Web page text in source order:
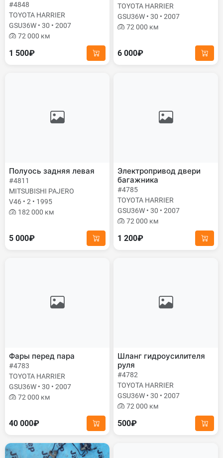
#4848
TOYOTA HARRIER
GSU36W • 30 • 2007
72 000 км
1 500₽
TOYOTA HARRIER
GSU36W • 30 • 2007
72 000 км
6 000₽
Полуось задняя левая
#4811
MITSUBISHI PAJERO
V46 • 2 • 1995
182 000 км
5 000₽
Электропривод двери
багажника
#4785
TOYOTA HARRIER
GSU36W • 30 • 2007
72 000 км
1 200₽
Фары перед пара
#4783
TOYOTA HARRIER
GSU36W • 30 • 2007
72 000 км
40 000₽
Шланг гидроусилителя
руля
#4782
TOYOTA HARRIER
GSU36W • 30 • 2007
72 000 км
500₽